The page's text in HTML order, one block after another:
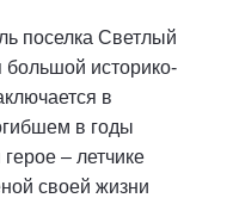
поселка Светлый
большой историко-
в
в годы
– летчике
своей жизни